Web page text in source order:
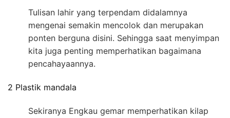
Tulisan lahir yang terpendam didalamnya
mengenai semakin mencolok dan merupakan
ponten berguna disini. Sehingga saat menyimpan
kita juga penting memperhatikan bagaimana
pencahayaannya.
2 Plastik mandala
Sekiranya Engkau gemar memperhatikan kilap